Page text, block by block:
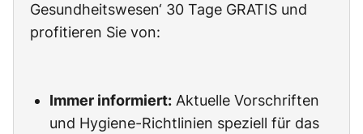
Gesundheitswesen‘ 30 Tage GRATIS und
profitieren Sie von:
Immer informiert: Aktuelle Vorschriften
und Hygiene-Richtlinien speziell für das